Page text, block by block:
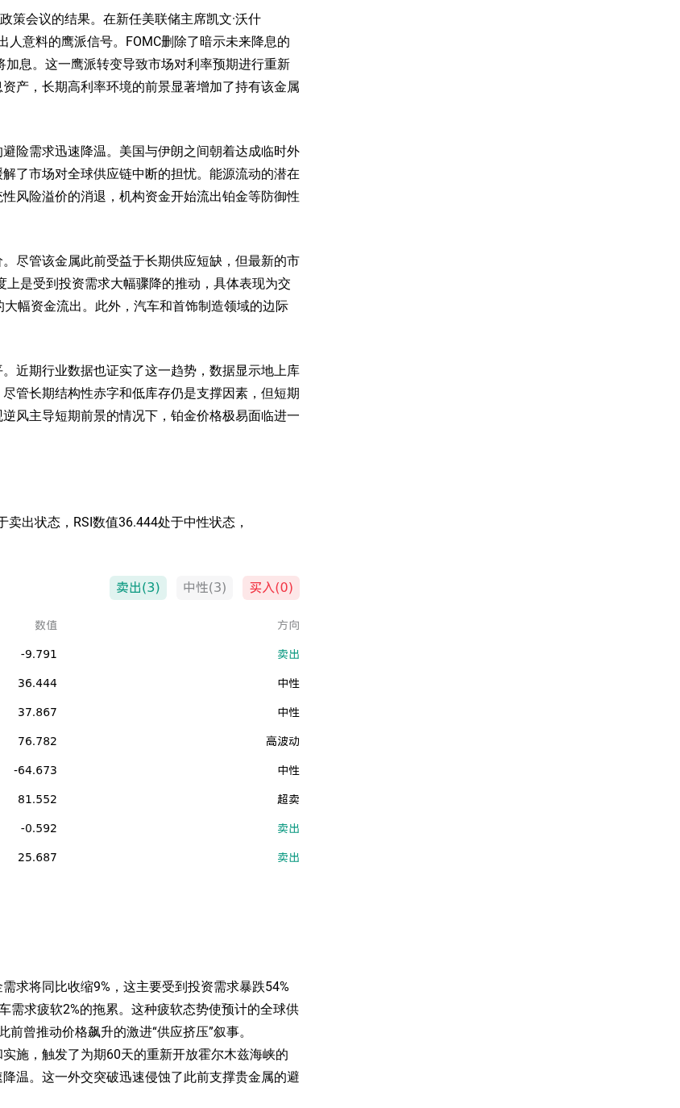
策会议的结果。在新任美联储主席凯文·沃什
人意料的鹰派信号。FOMC删除了暗示未来降息的
息。这一鹰派转变导致市场对利率预期进行重新
产，长期高利率环境的前景显著增加了持有该金属
险需求迅速降温。美国与伊朗之间朝着达成临时外
了市场对全球供应链中断的担忧。能源流动的潜在
风险溢价的消退，机构资金开始流出铂金等防御性
尽管该金属此前受益于长期供应短缺，但最新的市
是受到投资需求大幅骤降的推动，具体表现为交
幅资金流出。此外，汽车和首饰制造领域的边际
近期行业数据也证实了这一趋势，数据显示地上库
管长期结构性赤字和低库存仍是支撑因素，但短期
风主导短期前景的情况下，铂金价格极易面临进一
出状态，RSI数值36.444处于中性状态，
求将同比收缩9%，这主要受到投资需求暴跌54%
需求疲软2%的拖累。这种疲软态势使预计的全球供
曾推动价格飙升的激进“供应挤压”叙事。
施，触发了为期60天的重新开放霍尔木兹海峡的
温。这一外交突破迅速侵蚀了此前支撑贵金属的避